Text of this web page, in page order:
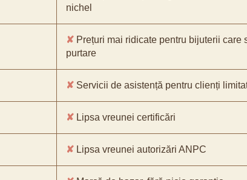
nichel
✘ Prețuri mai ridicate pentru bijuterii care
purtare
✘ Servicii de asistență pentru clienți
✘ Lipsa vreunei certificări
✘ Lipsa vreunei autorizări ANPC